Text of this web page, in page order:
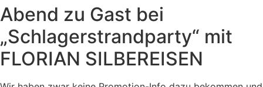
Abend zu Gast bei
„Schlagerstrandparty“ mit
FLORIAN SILBEREISEN